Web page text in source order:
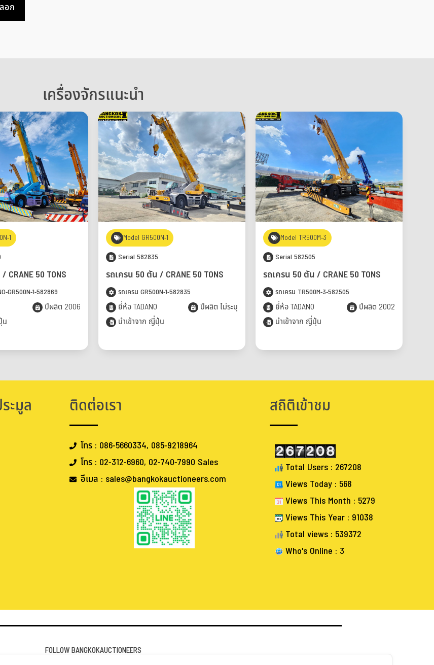
อก
เครื่องจักรแนะนำ
1
50 TONS
GR500N-1-582869
ปีผลิต 2006
น
Model GR500N-1
Serial 582835
รถเครน 50 ตัน / CRANE 50 TONS
รถเครน GR500N-1-582835
ยี่ห้อ TADANO
ปีผลิต ไม่ระบุ
นำเข้าจาก ญี่ปุ่น
Model TR500M-3
Serial 582505
รถเครน 50 ตัน / CRANE 50 TONS
รถเครน TR500M-3-582505
ยี่ห้อ TADANO
ปีผลิต 2002
นำเข้าจาก ญี่ปุ่น
ะมูล ติดต่อเรา
โทร : 086-5660334, 085-9218964
โทร : 02-312-6960, 02-740-7990 Sales
อีเมล : sales@bangkokauctioneers.com
สถิติเข้าชม
Total Users : 267208
Views Today : 568
Views This Month : 5279
Views This Year : 91038
Total views : 539372
Who's Online : 3
FOLLOW BANGKOKAUCTIONEERS